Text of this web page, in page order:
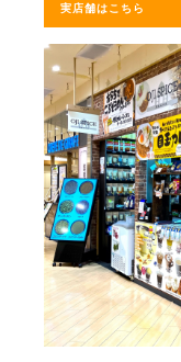
実店舗はこちら